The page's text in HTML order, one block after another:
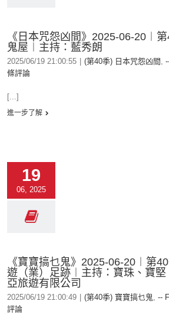
《日本咒怨凶間》2025-06-20︱
鬼屋︱主持：藍秀朗
2025/06/19 21:00:55 (第40季) 日本咒怨凶間 ,
條評論
[...]
進一步了解
19
06, 2025
《寶寶搞乜鬼》2025-06-20︱第
遊（業）足跡︱主持：寶珠、寶
亞旅遊有限公司
2025/06/19 21:00:49 (第40季) 寶寶搞乜鬼, --
評論